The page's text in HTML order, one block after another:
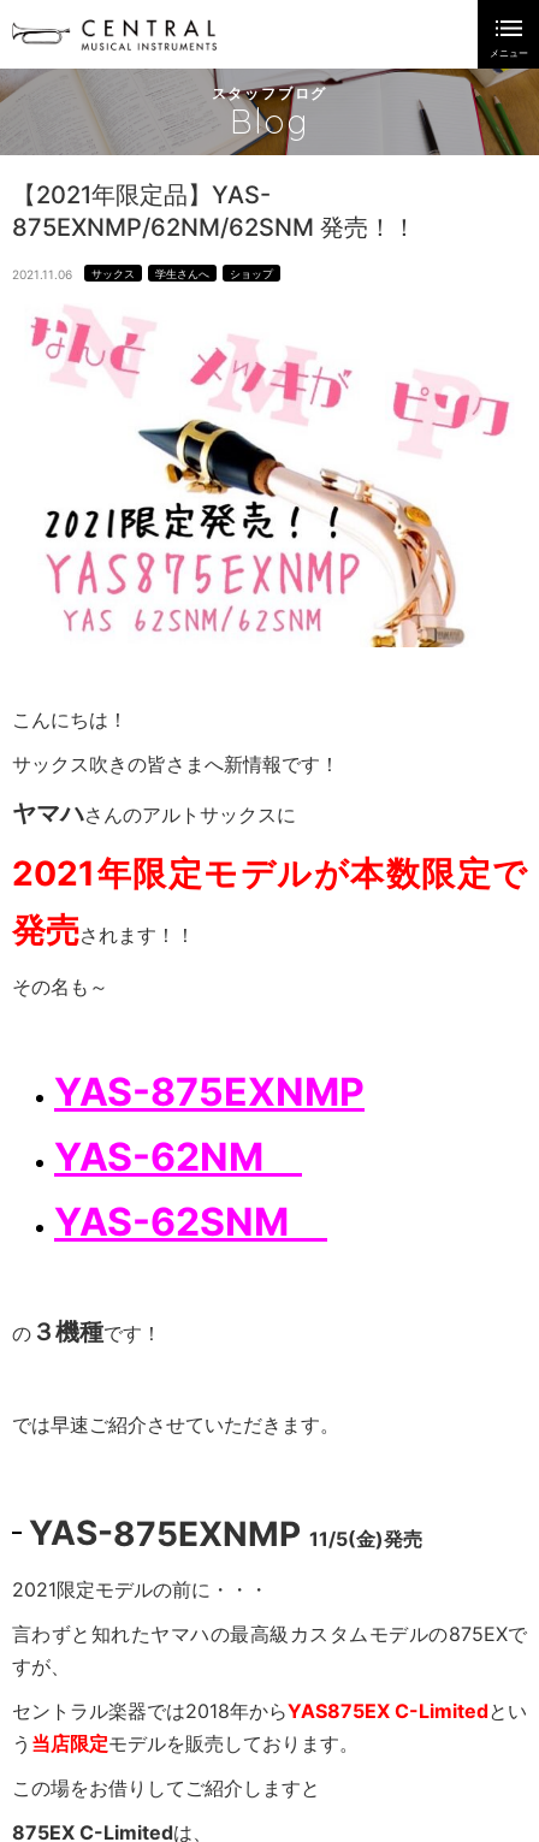
スタッフブログ
Blog
【2021年限定品】YAS-
875EXNMP/62NM/62SNM 発売！！
2021.11.06 サックス 学生さんへ ショップ
こんにちは！
サックス吹きの皆さまへ新情報です！
ヤマハさんのアルトサックスに
2021年限定モデルが本数限定で
発売されます！！
その名も～
YAS-875EXNMP
YAS-62NM
YAS-62SNM
の ３機種です！
では早速ご紹介させていただきます。
YAS-875EXNMP 11/5(金)発売
2021限定モデルの前に・・・
言わずと知れたヤマハの最高級カスタムモデルの875EXで
すが、
セントラル楽器では2018年からYAS875EX C-Limitedとい
う 当店限定モデルを販売しております。
この場をお借りしてご紹介しますと
875EX C-Limitedは、